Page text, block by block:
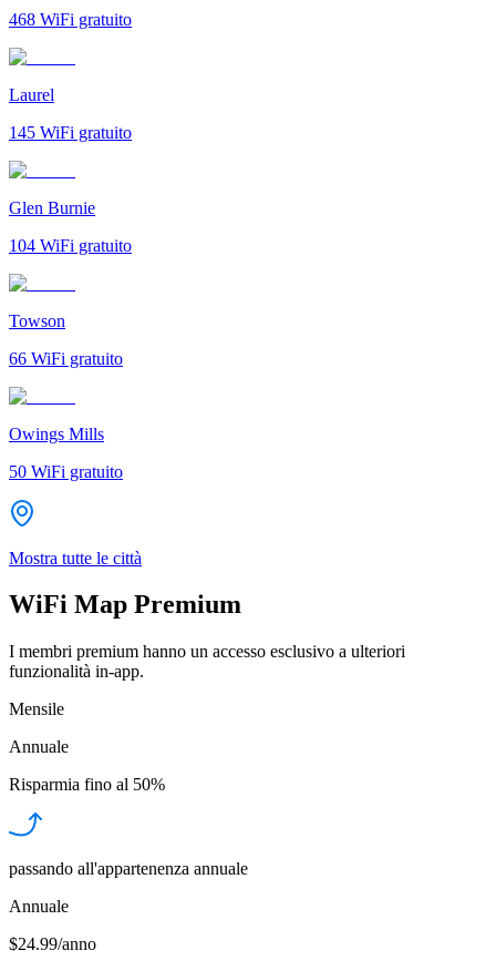
468 WiFi gratuito
Laurel
145 WiFi gratuito
Glen Burnie
104 WiFi gratuito
Towson
66 WiFi gratuito
Owings Mills
50 WiFi gratuito
Mostra tutte le città
WiFi Map Premium
I membri premium hanno un accesso esclusivo a ulteriori
funzionalità in-app.
Mensile
Annuale
Risparmia fino al 50%
passando all'appartenenza annuale
Annuale
$24.99/anno